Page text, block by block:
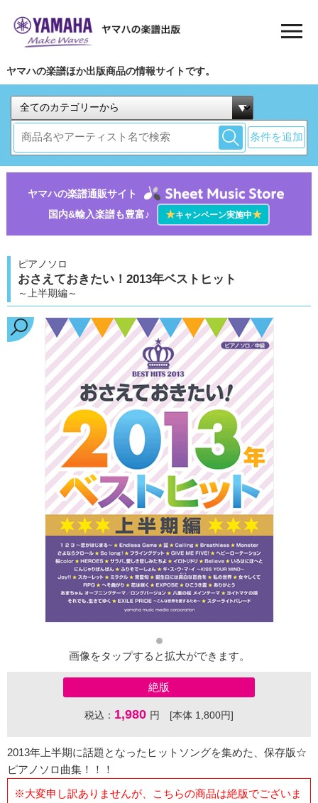
ヤマハの楽譜ほか出版商品の情報サイトです。
条件を追加
ヤマハの楽譜通販サイト
国内&輸入楽譜も豊富♪
★キャンペーン実施中★
ピアノソロ
おさえておきたい！2013年ベストヒット
～上半期編～
画像をタップすると拡大ができます。
絶版
税込： 1,980 円 [本体 1,800円]
2013年上半期に話題となったヒットソングを集めた、保存版☆
ピアノソロ曲集！！！
※大変申し訳ありませんが、こちらの商品は絶版でございま